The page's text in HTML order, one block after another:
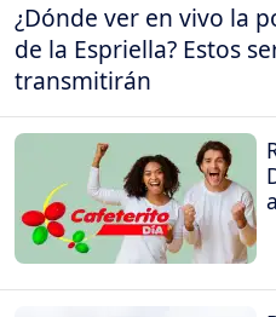
¿Dónde ver en vivo la
de la Espriella? Estos
transmitirán